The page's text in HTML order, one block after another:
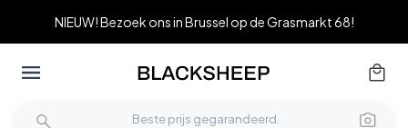
NIEUW! Bezoek ons in Brussel op de Grasmarkt 68!